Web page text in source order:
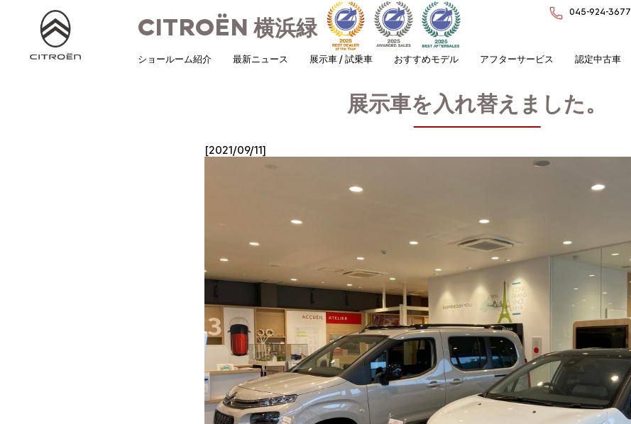
CITROËN 横浜緑
045-924-3677
ショールーム紹介 最新ニュース 展示車 / 試乗車 おすすめモデル アフターサービス 認定中古車
展示車を入れ替えました。
[2021/09/11]